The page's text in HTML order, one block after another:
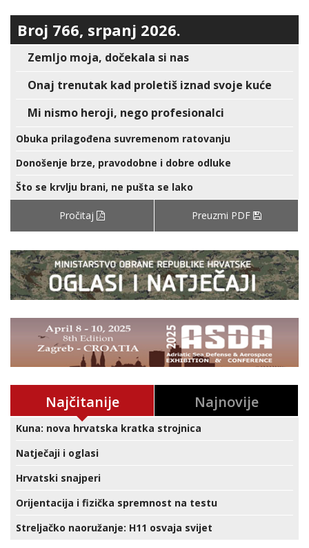
Broj 766, srpanj 2026.
Zemljo moja, dočekala si nas
Onaj trenutak kad proletiš iznad svoje kuće
Mi nismo heroji, nego profesionalci
Obuka prilagođena suvremenom ratovanju
Donošenje brze, pravodobne i dobre odluke
Što se krvlju brani, ne pušta se lako
Pročitaj Preuzmi PDF
Najčitanije Najnovije
Kuna: nova hrvatska kratka strojnica
Natječaji i oglasi
Hrvatski snajperi
Orijentacija i fizička spremnost na testu
Streljačko naoružanje: H11 osvaja svijet